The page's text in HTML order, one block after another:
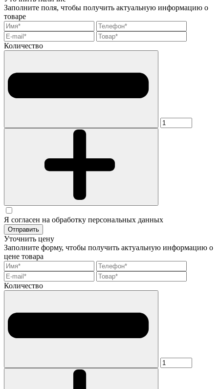
Заполните поля, чтобы получить актуальную информацию о
товаре
Количество
Я согласен на обработку персональных данных
Отправить
Уточнить цену
Заполните форму, чтобы получить актуальную информацию о
цене товара
Количество